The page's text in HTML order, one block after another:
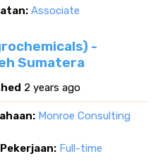
Associate
-
Sumatera
2 years ago
Monroe Consulting
Full-time